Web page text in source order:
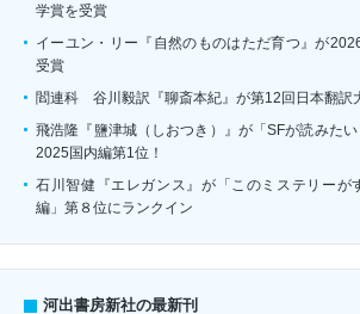
学賞を受賞
イーユン・リー『自然のものはただ育つ』が
受賞
閻連科 谷川毅訳『聊斎本紀』が第12回日本翻訳
飛浩隆『鹽津城（しおつき）』が「SFが読みた
2025国内編第1位！
石川智健『エレガンス』が「このミステリーが
編」第８位にランクイン
河出書房新社の最新刊